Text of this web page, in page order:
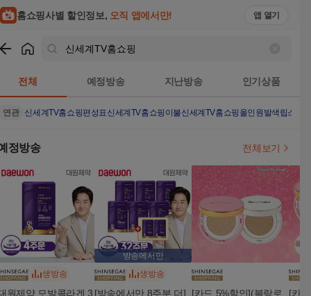
홈쇼핑사별 할인정보, 오직 앱에서만! 앱 열기
전체 예정방송 지난방송 인기상품
연관 신세계TV홈쇼핑편성표신세계TV홈쇼핑이불신세계TV홈쇼핑올인원발색립스틱
정방송 전체보기
생방송
원제약 모발콜라겐 3
방송에서만
생방송
[방송에서만 8주분 더]
[카드 5%할인](블랑로
[카